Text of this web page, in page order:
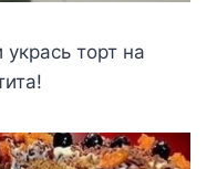
торт на